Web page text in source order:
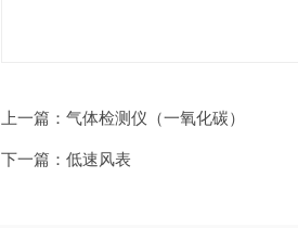
上一篇 ：气体检测仪（一氧化碳）
下一篇 ：低速风表